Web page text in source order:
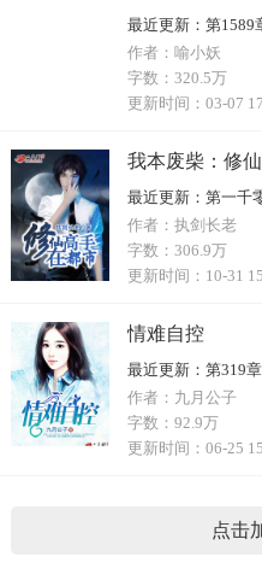
最近更新： 第1589
作者： 喻小妖
字数： 320.5万
更新时间： 03-07
我本废柴：修
最近更新： 第一千
作者： 执剑长老
字数： 306.9万
更新时间： 10-31
情难自控
最近更新： 第319
作者： 九月公子
字数： 92.9万
更新时间： 06-25
点击